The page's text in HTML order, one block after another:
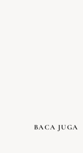
BACA JUGA